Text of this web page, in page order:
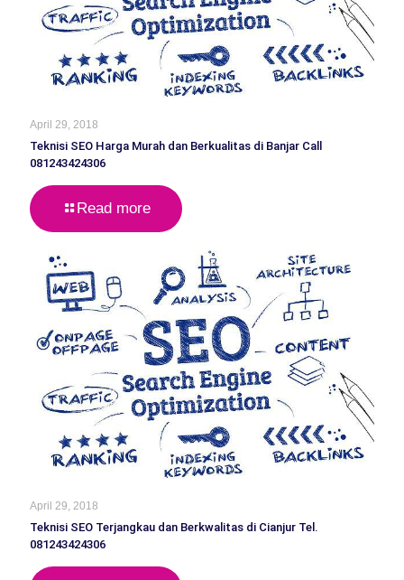
April 29, 2018
Teknisi SEO Harga Murah dan Berkualitas di Banjar Call
081243424306
Read more
April 29, 2018
Teknisi SEO Terjangkau dan Berkwalitas di Cianjur Tel.
081243424306